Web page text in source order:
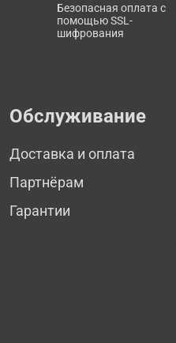
Безопасная оплата с
помощью SSL-
шифрования
Обслуживание
Доставка и оплата
Партнёрам
Гарантии